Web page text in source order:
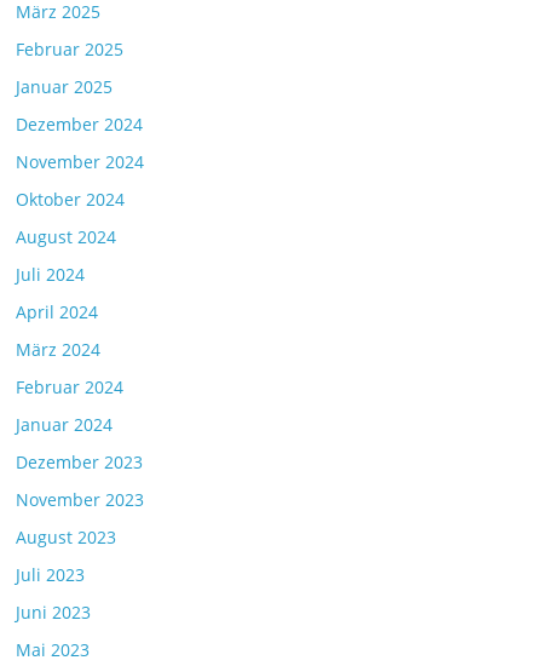
März 2025
Februar 2025
Januar 2025
Dezember 2024
November 2024
Oktober 2024
August 2024
Juli 2024
April 2024
März 2024
Februar 2024
Januar 2024
Dezember 2023
November 2023
August 2023
Juli 2023
Juni 2023
Mai 2023